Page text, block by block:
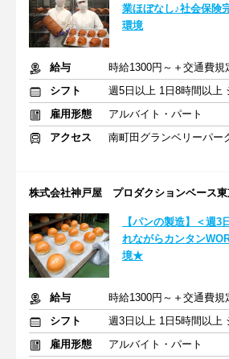
業ほぼなし♪社会保険
環境
給与
時給1300円～＋交通費規
シフト
雇用形態
アルバイト・パート
アクセス
株式会社神戸屋 プロダクションベース東
【パンの製造】＜週3
れながらカンタン
境★
給与
時給1300円～＋交通費規
シフト
雇用形態
アルバイト・パート